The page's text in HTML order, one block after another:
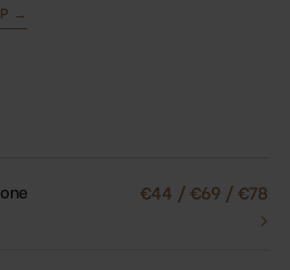
→
€44 / €69 / €78
›